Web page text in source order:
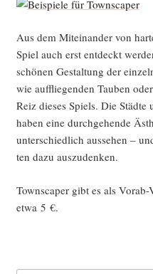
Aus dem Mit­ein­an­der von
Spiel auch erst ent­deckt
schö­nen Gestal­tung der
wie auf­flie­gen­den Tau­ben
Reiz die­ses Spiels. Die
haben eine durch­ge­hen­de
unter­schied­lich aus­se­hen –
ten dazu auszudenken.
Town­s­caper gibt es als
etwa 5 €.